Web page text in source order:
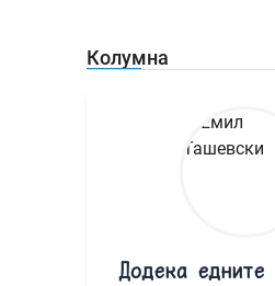
Колумна
Додека едните